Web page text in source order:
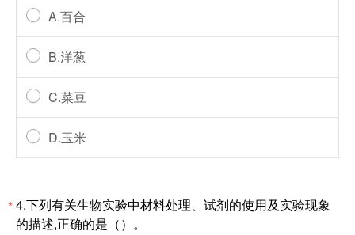
A.百合
B.洋葱
C.菜豆
D.玉米
*4.下列有关生物实验中材料处理、试剂的使用及实验现象
的描述,正确的是（）。